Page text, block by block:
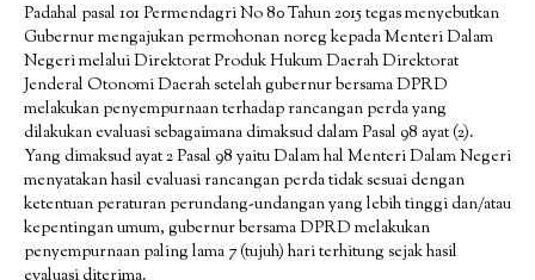
Padahal pasal 101 Permendagri No 80 Tahun 2015 tegas menyebutkan
Gubernur mengajukan permohonan noreg kepada Menteri Dalam
Negeri melalui Direktorat Produk Hukum Daerah Direktorat
Jenderal Otonomi Daerah setelah gubernur bersama DPRD
melakukan penyempurnaan terhadap rancangan perda yang
dilakukan evaluasi sebagaimana dimaksud dalam Pasal 98 ayat (2).
Yang dimaksud ayat 2 Pasal 98 yaitu Dalam hal Menteri Dalam Negeri
menyatakan hasil evaluasi rancangan perda tidak sesuai dengan
ketentuan peraturan perundang-undangan yang lebih tinggi dan/atau
kepentingan umum, gubernur bersama DPRD melakukan
penyempurnaan paling lama 7 (tujuh) hari terhitung sejak hasil